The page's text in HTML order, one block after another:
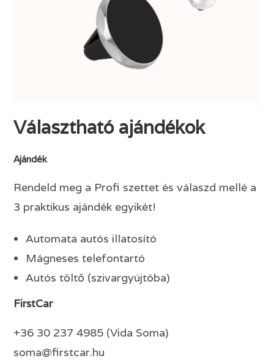
Választható ajándékok
Ajándék
Rendeld meg a Profi szettet és válaszd mellé a
3 praktikus ajándék egyikét!
Automata autós illatosító
Mágneses telefontartó
Autós töltő (szivargyújtóba)
FirstCar
+36 30 237 4985 (Vida Soma)
soma@firstcar.hu